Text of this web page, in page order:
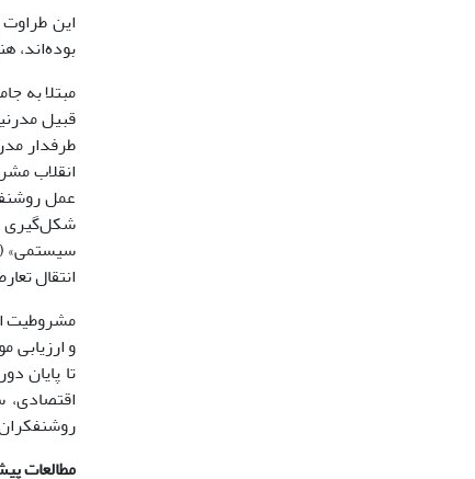
این
بوده‌اند،
مبتلا به
قبیل
طرفدار
انقلاب
عمل
شکل‌گیری
انتقال
مشروطیت
و
تا پایان
مطالعات